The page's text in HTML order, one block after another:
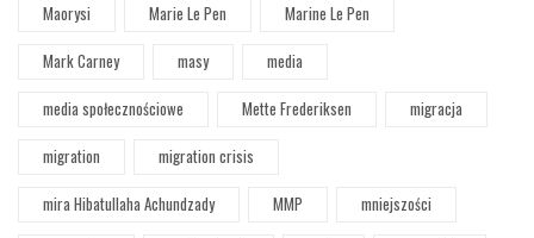
Maorysi
Marie Le Pen
Marine Le Pen
Mark Carney
masy
media
media społecznościowe
Mette Frederiksen
migracja
migration
migration crisis
mira Hibatullaha Achundzady
MMP
mniejszości